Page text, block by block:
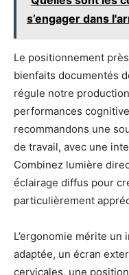
s’engager dans
Le positionnement
bienfaits documentés
régule notre
performances
recommandons une
de travail, avec une
Combinez lumière
éclairage diffus pour
particulièrement
L’ergonomie mérite
adaptée, un écran
cervicales, une